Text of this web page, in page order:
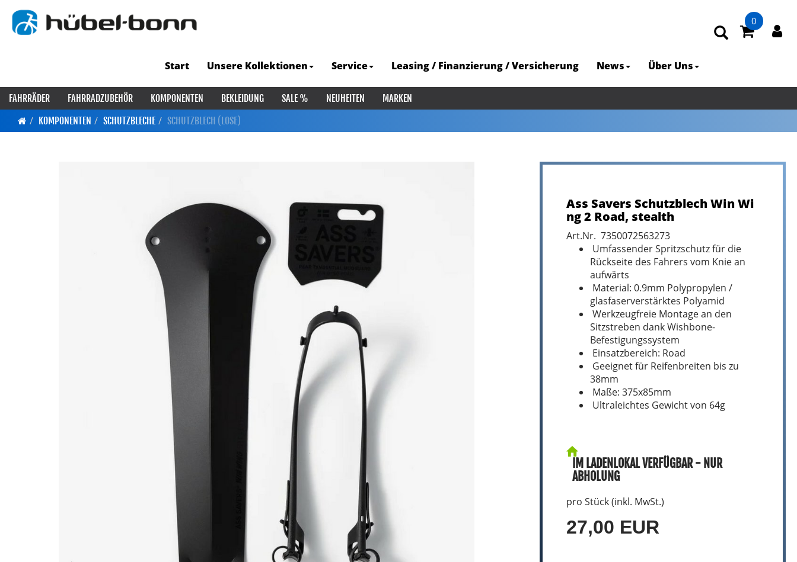
0
Start Unsere Kollektionen Service Leasing / Finanzierung / Versicherung News Über Uns
FAHRRÄDER FAHRRADZUBEHÖR KOMPONENTEN BEKLEIDUNG SALE % NEUHEITEN
MARKEN
KOMPONENTEN
SCHUTZBLECHE SCHUTZBLECH (LOSE)
Ass Savers Schutzblech Win Wi
ng 2 Road, stealth
Art.Nr. 7350072563273
Umfassender Spritzschutz für die
Rückseite des Fahrers vom Knie an
aufwärts
Material: 0.9mm Polypropylen /
glasfaserverstärktes Polyamid
Werkzeugfreie Montage an den
Sitzstreben dank Wishbone-
Befestigungssystem
Einsatzbereich: Road
Geeignet für Reifenbreiten bis zu
38mm
Maße: 375x85mm
Ultraleichtes Gewicht von 64g
IM LADENLOKAL VERFÜGBAR - NUR
ABHOLUNG
pro Stück (inkl. MwSt.)
27,00 EUR